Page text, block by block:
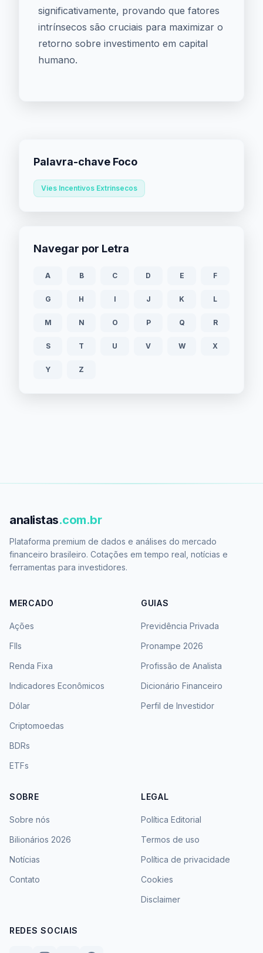
significativamente, provando que fatores
intrínsecos são cruciais para maximizar o
retorno sobre investimento em capital
humano.
Palavra-chave Foco
Vies Incentivos Extrinsecos
Navegar por Letra
A B C D E F
G H I J K L
M N O P Q R
S T U V W X
Y Z
analistas.com.br
Plataforma premium de dados e análises do mercado
financeiro brasileiro. Cotações em tempo real, notícias e
ferramentas para investidores.
MERCADO
Ações
FIIs
Renda Fixa
Indicadores Econômicos
Dólar
Criptomoedas
BDRs
ETFs
GUIAS
Previdência Privada
Pronampe 2026
Profissão de Analista
Dicionário Financeiro
Perfil de Investidor
SOBRE
Sobre nós
Bilionários 2026
Notícias
Contato
LEGAL
Política Editorial
Termos de uso
Política de privacidade
Cookies
Disclaimer
REDES SOCIAIS